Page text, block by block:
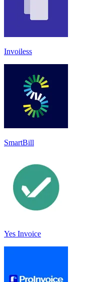
Invoiless
SmartBill
Yes Invoice